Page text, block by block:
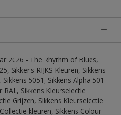
2026 - The Rhythm of Blues,
Sikkens RIJKS Kleuren, Sikkens
5051, Sikkens Alpha 501
RAL, Sikkens Kleurselectie
Grijzen, Sikkens Kleurselectie
kleuren, Sikkens Colour